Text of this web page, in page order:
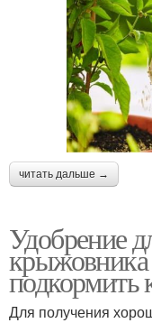
читать дальше →
Удобрение
подкормить
Для получения